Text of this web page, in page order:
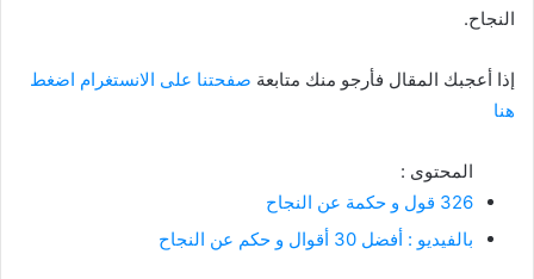
النجاح.
إذا أعجبك المقال فأرجو منك متابعة صفحتنا على الانستغرام اضغط
هنا
المحتوى :
326 قول و حكمة عن النجاح
بالفيديو : أفضل 30 أقوال و حكم عن النجاح